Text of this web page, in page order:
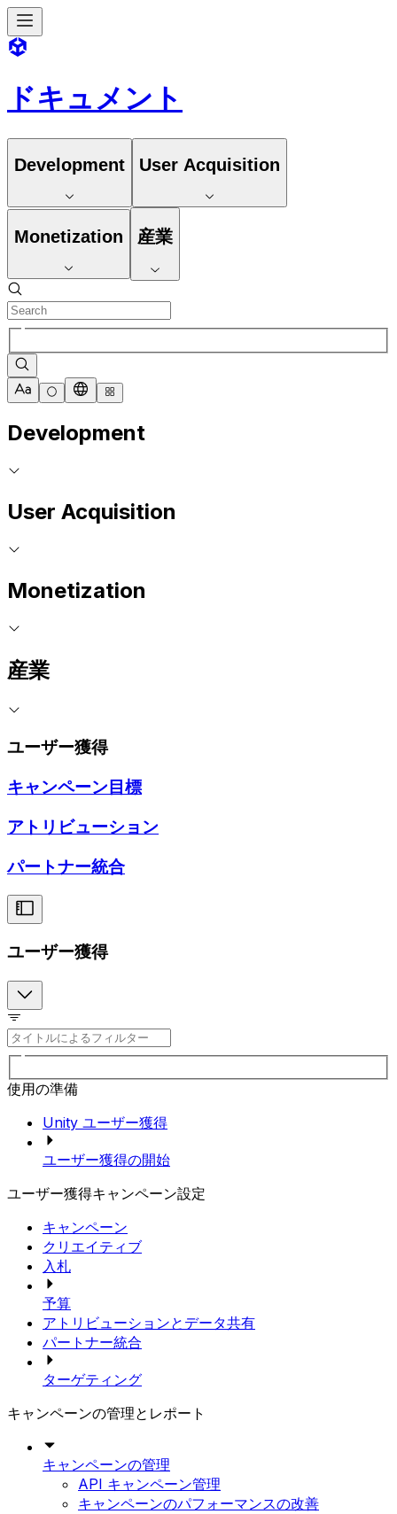
ドキュメント
Development User Acquisition
Monetization 産業
Development
User Acquisition
Monetization
産業
ユーザー獲得
キャンペーン目標
アトリビューション
パートナー統合
ユーザー獲得
使用の準備
Unity ユーザー獲得
ユーザー獲得の開始
ユーザー獲得キャンペーン設定
キャンペーン
クリエイティブ
入札
予算
アトリビューションとデータ共有
パートナー統合
ターゲティング
キャンペーンの管理とレポート
キャンペーンの管理
API キャンペーン管理
キャンペーンのパフォーマンスの改善